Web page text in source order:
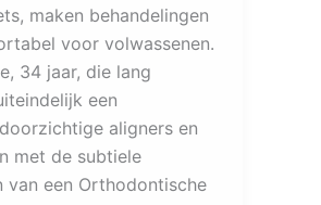
maken behandelingen
voor volwassenen.
34 jaar, die lang
een
aligners en
met de subtiele
van een Orthodontische